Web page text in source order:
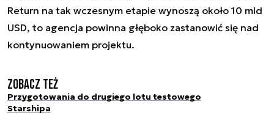
Return na tak wczesnym etapie wynoszą około 10 mld
USD, to agencja powinna głęboko zastanowić się nad
kontynuowaniem projektu.
Zobacz też
Przygotowania do drugiego lotu testowego
Starshipa